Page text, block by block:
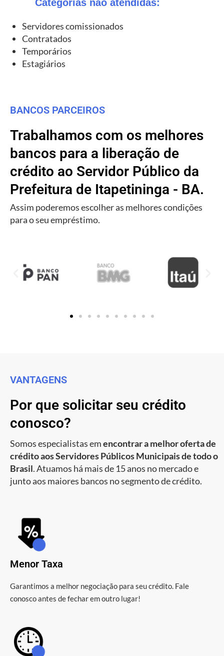
Categorias não atendidas:
Servidores comissionados
Contratados
Temporários
Estagiários
BANCOS PARCEIROS
Trabalhamos com os melhores
bancos para a liberação de
crédito ao Servidor Público da
Prefeitura de Itapetininga - BA.
Assim poderemos escolher as melhores condições
para o seu empréstimo.
VANTAGENS
Por que solicitar seu crédito
conosco?
Somos especialistas emencontrar a melhor oferta de
crédito aos Servidores Públicos Municipais de todo o
Brasil. Atuamos há mais de 15 anos no mercado e
junto aos maiores bancos no segmento de crédito.
Menor Taxa
Garantimos a melhor negociação para seu crédito. Fale
conosco antes de fechar em outro lugar!